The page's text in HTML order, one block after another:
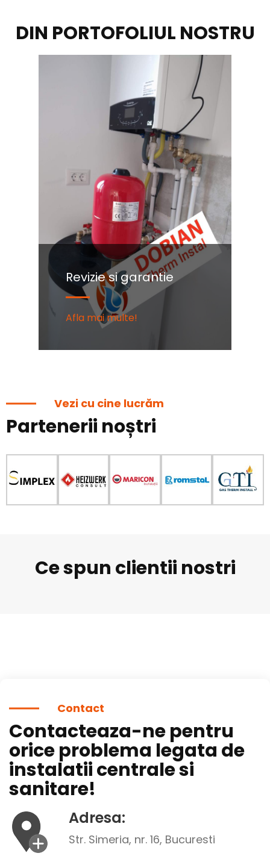
DIN PORTOFOLIUL NOSTRU
Revizie si garantie
Afla mai multe!
Vezi cu cine lucrăm
Partenerii noștri
Ce spun clientii nostri
Contact
Contacteaza-ne pentru
orice problema legata de
instalatii centrale si
sanitare!
Adresa:
Str. Simeria, nr. 16, Bucuresti